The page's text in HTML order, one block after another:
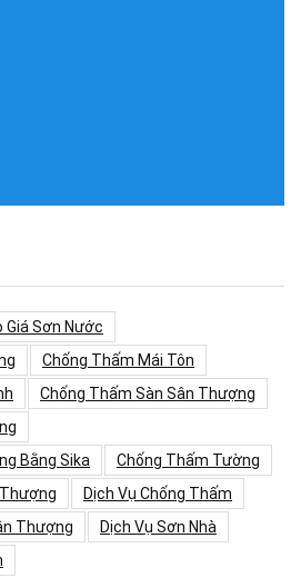
Giá Sơn Nước
Chống Thấm Mái Tôn
Chống Thấm Sàn Sân Thượng
Bằng Sika
Chống Thấm Tường
Dịch Vụ Chống Thấm
Thượng
Dịch Vụ Sơn Nhà